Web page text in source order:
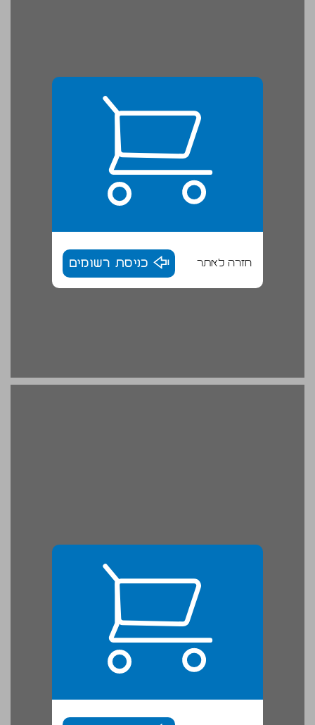
חזרה לאתר כניסת רשומים